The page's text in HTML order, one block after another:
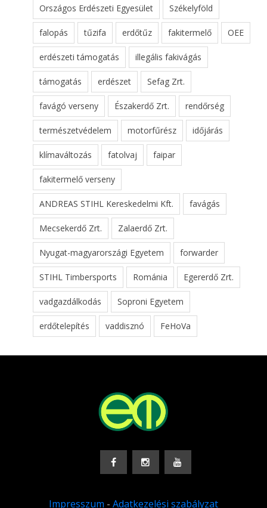
Országos Erdészeti Egyesület Székelyföld
falopás tűzifa erdőtűz fakitermelő OEE
erdészeti támogatás illegális fakivágás
támogatás erdészet Sefag Zrt.
favágó verseny Északerdő Zrt. rendőrség
természetvédelem motorfűrész időjárás
klímaváltozás fatolvaj faipar
fakitermelő verseny
ANDREAS STIHL Kereskedelmi Kft. favágás
Mecsekerdő Zrt. Zalaerdő Zrt.
Nyugat-magyarországi Egyetem forwarder
STIHL Timbersports Románia Egererdő Zrt.
vadgazdálkodás Soproni Egyetem
erdőtelepítés vaddisznó FeHoVa
Impresszum - Adatkezelési szabályzat